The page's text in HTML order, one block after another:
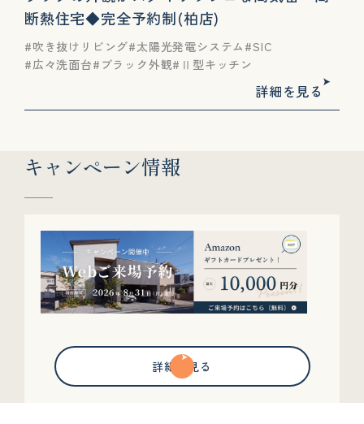
断熱住宅◆完全予約制(柏店)
吹き抜けリビング 太陽光発電システム
SIC
広々洗面台
ブラック外観 Ⅱ型キッチン
詳細を見る
キャンペーン情報
詳細を見る